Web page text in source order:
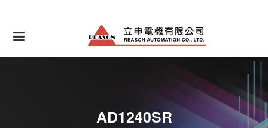
content
AD1240SR